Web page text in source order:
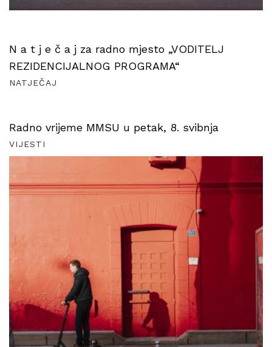
N a t j e č a j za radno mjesto „VODITELJ
REZIDENCIJALNOG PROGRAMA“
NATJEČAJ
Radno vrijeme MMSU u petak, 8. svibnja
VIJESTI